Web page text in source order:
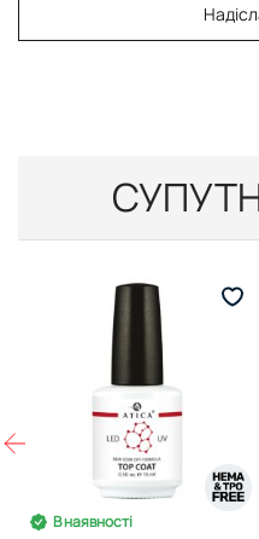
В наявності